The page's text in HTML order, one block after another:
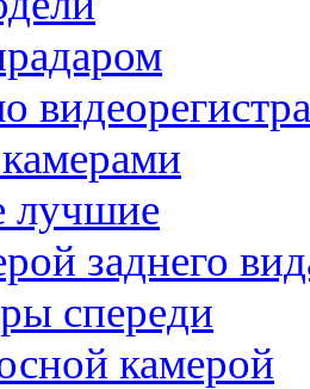
лучшие
заднего
спереди
камерой